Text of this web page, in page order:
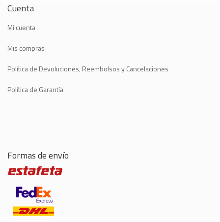
Cuenta
Mi cuenta
Mis compras
Política de Devoluciones, Reembolsos y Cancelaciones
Política de Garantía
Formas de envío